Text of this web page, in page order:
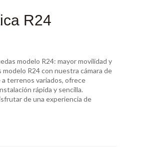
R24
modelo R24: mayor movilidad y
R24 con nuestra cámara de
a terrenos variados, ofrece
rápida y sencilla.
de una experiencia de